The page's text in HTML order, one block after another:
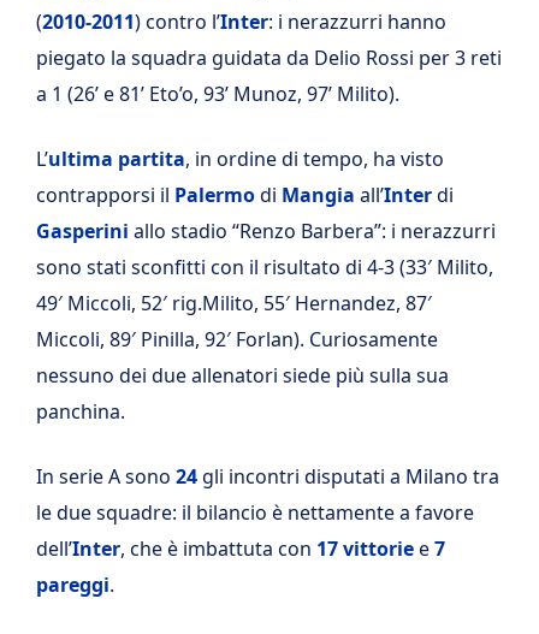
(2010-2011) contro l’Inter: i nerazzurri hanno
piegato la squadra guidata da Delio Rossi per 3 reti
a 1 (26’ e 81’ Eto’o, 93’ Munoz, 97’ Milito).
L’ultima partita, in ordine di tempo, ha visto
contrapporsi il Palermodi Mangia all’Interdi
Gasperini allo stadio “Renzo Barbera”: i nerazzurri
sono stati sconfitti con il risultato di 4-3 (33′ Milito,
49′ Miccoli, 52′ rig.Milito, 55′ Hernandez, 87′
Miccoli, 89′ Pinilla, 92′ Forlan). Curiosamente
nessuno dei due allenatori siede più sulla sua
panchina.
In serie A sono 24 gli incontri disputati a Milano tra
le due squadre: il bilancio è nettamente a favore
dell’Inter, che è imbattuta con 17 vittoriee7
pareggi.